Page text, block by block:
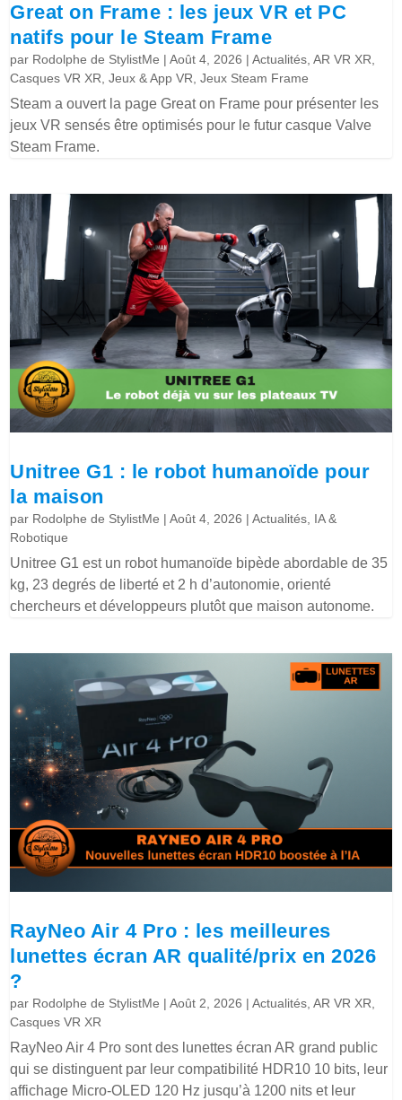
Great on Frame : les jeux VR et PC
natifs pour le Steam Frame
par Rodolphe de StylistMe |Août 4, 2026 |Actualités,AR VR XR,
Casques VR XR,Jeux & App VR,Jeux Steam Frame
Steam a ouvert la page Great on Frame pour présenter les
jeux VR sensés être optimisés pour le futur casque Valve
Steam Frame.
Unitree G1 : le robot humanoïde pour
la maison
par Rodolphe de StylistMe |Août 4, 2026 |Actualités, IA &
Robotique
Unitree G1 est un robot humanoïde bipède abordable de 35
kg, 23 degrés de liberté et 2 h d’autonomie, orienté
chercheurs et développeurs plutôt que maison autonome.
RayNeo Air 4 Pro : les meilleures
lunettes écran AR qualité/prix en 2026
?
par Rodolphe de StylistMe |Août 2, 2026 |Actualités,AR VR XR,
Casques VR XR
RayNeo Air 4 Pro sont des lunettes écran AR grand public
qui se distinguent par leur compatibilité HDR10 10 bits, leur
affichage Micro-OLED 120 Hz jusqu’à 1200 nits et leur